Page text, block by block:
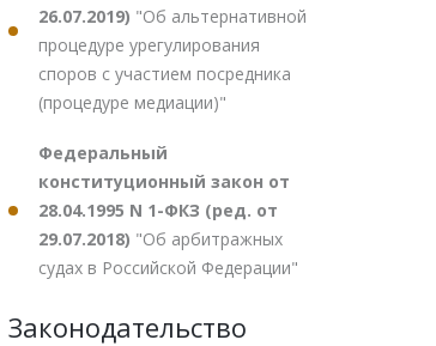
26.07.2019) "Об альтернативной
процедуре урегулирования
споров с участием посредника
(процедуре медиации)"
Федеральный
конституционный закон от
28.04.1995 N 1-ФКЗ (ред. от
29.07.2018) "Об арбитражных
судах в Российской Федерации"
Законодательство